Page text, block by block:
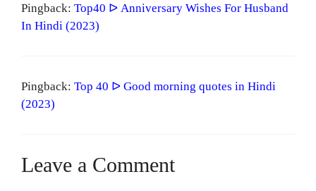
Pingback:Top40 ᐅ Anniversary Wishes For Husband
In Hindi (2023)
Pingback:Top 40 ᐅ Good morning quotes in Hindi
(2023)
Leave a Comment